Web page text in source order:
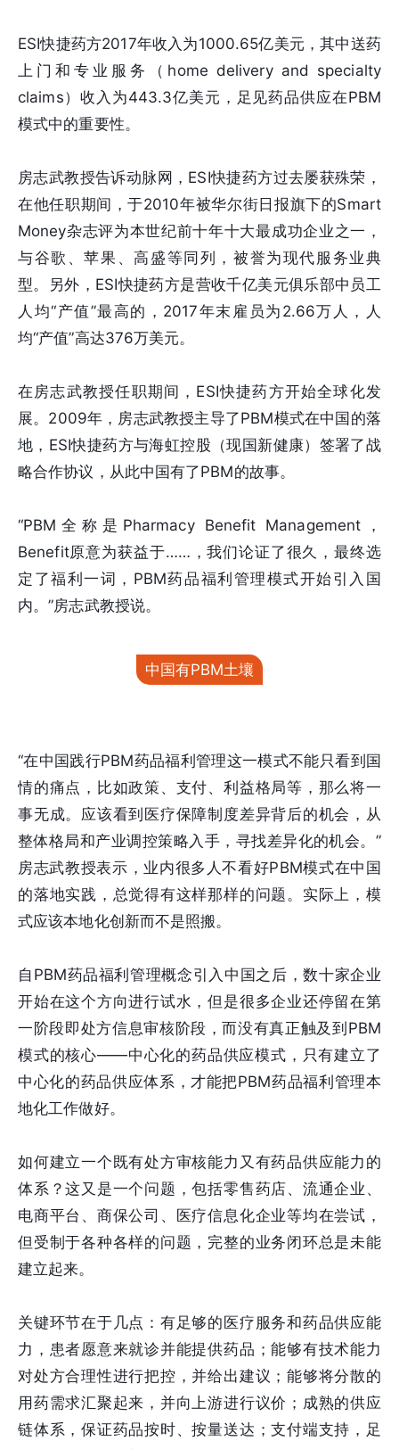
ESI快捷药方2017年收入为1000.65亿美元，其中送药
上门和专业服务（home delivery and specialty
claims）收入为443.3亿美元，足见药品供应在PBM
模式中的重要性。
房志武教授告诉动脉网，ESI快捷药方过去屡获殊荣，
在他任职期间，于2010年被华尔街日报旗下的Smart
Money杂志评为本世纪前十年十大最成功企业之一，
与谷歌、苹果、高盛等同列，被誉为现代服务业典
型。另外，ESI快捷药方是营收千亿美元俱乐部中员工
人均“产值”最高的，2017年末雇员为2.66万人，人
均“产值”高达376万美元。
在房志武教授任职期间，ESI快捷药方开始全球化发
展。2009年，房志武教授主导了PBM模式在中国的落
地，ESI快捷药方与海虹控股（现国新健康）签署了战
略合作协议，从此中国有了PBM的故事。
“PBM全称是Pharmacy Benefit Management，
Benefit原意为获益于……，我们论证了很久，最终选
定了福利一词，PBM药品福利管理模式开始引入国
内。”房志武教授说。
中国有PBM土壤
“在中国践行PBM药品福利管理这一模式不能只看到国
情的痛点，比如政策、支付、利益格局等，那么将一
事无成。应该看到医疗保障制度差异背后的机会，从
整体格局和产业调控策略入手，寻找差异化的机会。”
房志武教授表示，业内很多人不看好PBM模式在中国
的落地实践，总觉得有这样那样的问题。实际上，模
式应该本地化创新而不是照搬。
自PBM药品福利管理概念引入中国之后，数十家企业
开始在这个方向进行试水，但是很多企业还停留在第
一阶段即处方信息审核阶段，而没有真正触及到PBM
模式的核心——中心化的药品供应模式，只有建立了
中心化的药品供应体系，才能把PBM药品福利管理本
地化工作做好。
如何建立一个既有处方审核能力又有药品供应能力的
体系？这又是一个问题，包括零售药店、流通企业、
电商平台、商保公司、医疗信息化企业等均在尝试，
但受制于各种各样的问题，完整的业务闭环总是未能
建立起来。
关键环节在于几点：有足够的医疗服务和药品供应能
力，患者愿意来就诊并能提供药品；能够有技术能力
对处方合理性进行把控，并给出建议；能够将分散的
用药需求汇聚起来，并向上游进行议价；成熟的供应
链体系，保证药品按时、按量送达；支付端支持，足